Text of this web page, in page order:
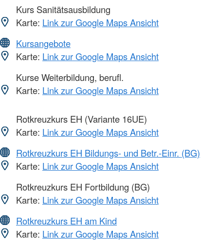
Kurs Sanitätsausbildung
Karte: Link zur Google Maps Ansicht
Kursangebote
Karte: Link zur Google Maps Ansicht
Kurse Weiterbildung, berufl.
Karte: Link zur Google Maps Ansicht
Rotkreuzkurs EH (Variante 16UE)
Karte: Link zur Google Maps Ansicht
Rotkreuzkurs EH Bildungs- und Betr.-Einr. (BG)
Karte: Link zur Google Maps Ansicht
Rotkreuzkurs EH Fortbildung (BG)
Karte: Link zur Google Maps Ansicht
Rotkreuzkurs EH am Kind
Karte: Link zur Google Maps Ansicht